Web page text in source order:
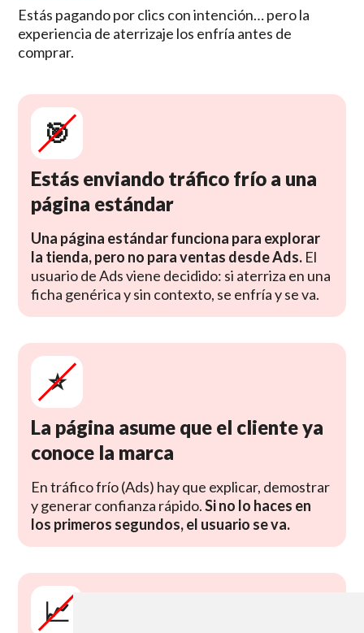
Estás pagando por clics con intención… pero la
experiencia de aterrizaje los enfría antes de
comprar.
🎯
Estás enviando tráfico frío a una
página estándar
Una página estándar funciona para explorar
la tienda, pero no para ventas desde Ads. El
usuario de Ads viene decidido: si aterriza en una
ficha genérica y sin contexto, se enfría y se va.
⭐️
La página asume que el cliente ya
conoce la marca
En tráfico frío (Ads) hay que explicar, demostrar
y generar confianza rápido.Si no lo haces en
los primeros segundos, el usuario se va.
📈